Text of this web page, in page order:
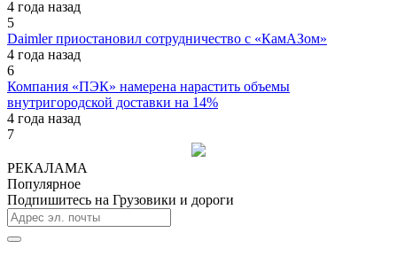
4 года назад
5
Daimler приостановил сотрудничество с «КамАЗом»
4 года назад
6
Компания «ПЭК» намерена нарастить объемы
внутригородской доставки на 14%
4 года назад
7
РЕКАЛАМА
Популярное
Подпишитесь на Грузовики и дороги